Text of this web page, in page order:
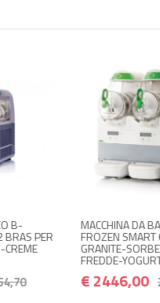
MACCHINA DA BANCO B-
FROZEN SMART 6/3 BRAS PER
GRANITE-SORBETTI-CREME
FREDDE-YOGURT
€ 2446,00 2690,60